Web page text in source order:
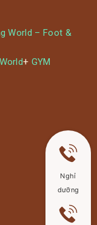
World – Foot &
+ GYM
Nghỉ
dưỡng